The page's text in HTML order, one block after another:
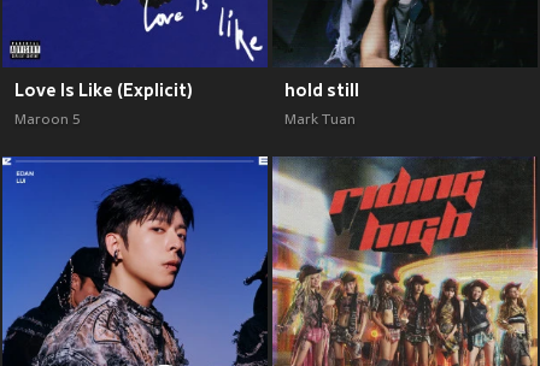
Love Is Like (Explicit)
Maroon 5
hold still
Mark Tuan